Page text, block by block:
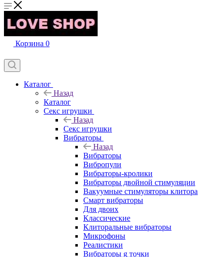
Корзина 0
Каталог
Назад
Каталог
Секс игрушки
Назад
Секс игрушки
Вибраторы
Назад
Вибраторы
Вибропули
Вибраторы-кролики
Вибраторы двойной стимуляции
Вакуумные стимуляторы клитора
Смарт вибраторы
Для двоих
Классические
Клиторальные вибраторы
Микрофоны
Реалистики
Вибраторы g точки